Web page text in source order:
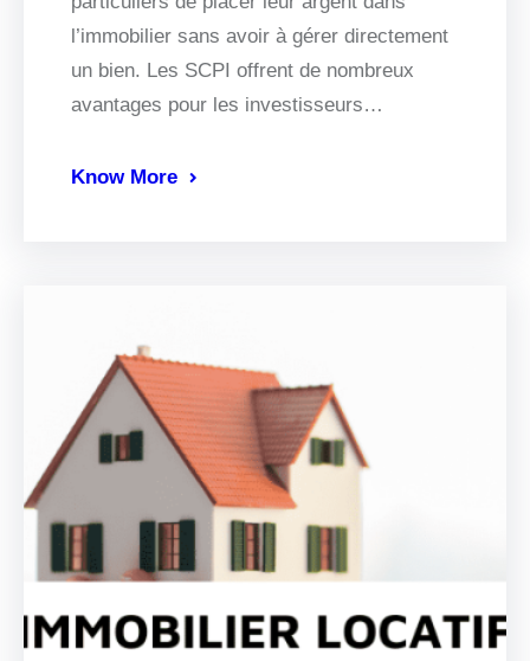
l’immobilier sans avoir à gérer directement
un bien. Les SCPI offrent de nombreux
avantages pour les investisseurs…
Know More